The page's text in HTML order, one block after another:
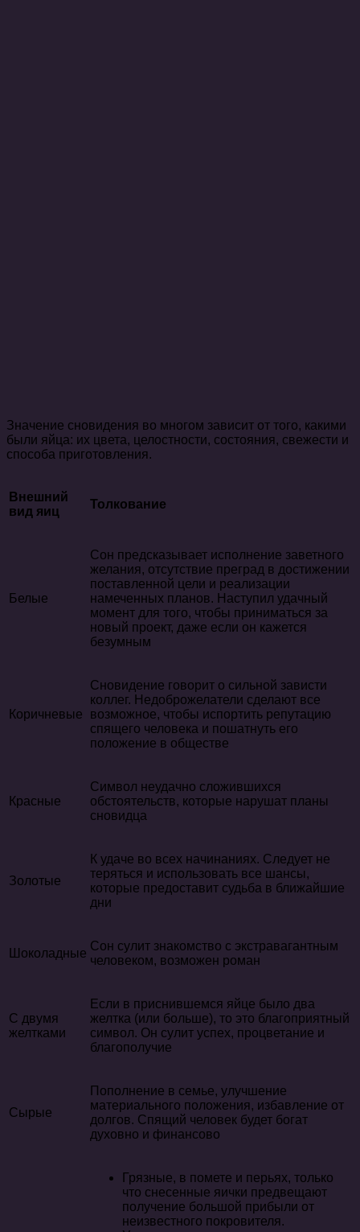
Значение сновидения во многом зависит от того, какими
были яйца: их цвета, целостности, состояния, свежести и
способа приготовления.
Внешний
вид яиц
Толкование
Белые
Сон предсказывает исполнение заветного
желания, отсутствие преград в достижении
поставленной цели и реализации
намеченных планов. Наступил удачный
момент для того, чтобы приниматься за
новый проект, даже если он кажется
безумным
Коричневые
Сновидение говорит о сильной зависти
коллег. Недоброжелатели сделают все
возможное, чтобы испортить репутацию
спящего человека и пошатнуть его
положение в обществе
Красные
Символ неудачно сложившихся
обстоятельств, которые нарушат планы
сновидца
Золотые
К удаче во всех начинаниях. Следует не
теряться и использовать все шансы,
которые предоставит судьба в ближайшие
дни
Шоколадные
Сон сулит знакомство с экстравагантным
человеком, возможен роман
С двумя
желтками
Если в приснившемся яйце было два
желтка (или больше), то это благоприятный
символ. Он сулит успех, процветание и
благополучие
Сырые
Пополнение в семье, улучшение
материального положения, избавление от
долгов. Спящий человек будет богат
духовно и финансово
Грязные, в помете и перьях, только
что снесенные яички предвещают
получение большой прибыли от
неизвестного покровителя.